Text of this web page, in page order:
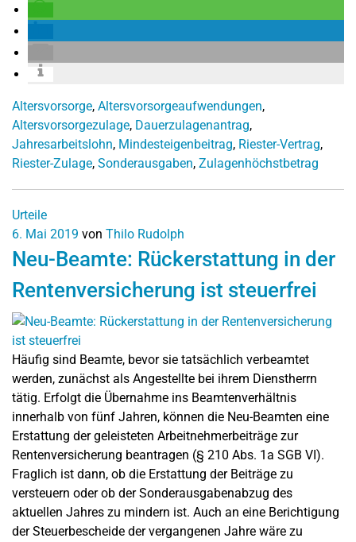
Altersvorsorge, Altersvorsorgeaufwendungen,
Altersvorsorgezulage, Dauerzulagenantrag,
Jahresarbeitslohn, Mindesteigenbeitrag, Riester-Vertrag,
Riester-Zulage, Sonderausgaben, Zulagenhöchstbetrag
Urteile
6. Mai 2019 von Thilo Rudolph
Neu-Beamte: Rückerstattung in der
Rentenversicherung ist steuerfrei
Häufig sind Beamte, bevor sie tatsächlich verbeamtet
werden, zunächst als Angestellte bei ihrem Dienstherrn
tätig. Erfolgt die Übernahme ins Beamtenverhältnis
innerhalb von fünf Jahren, können die Neu-Beamten eine
Erstattung der geleisteten Arbeitnehmerbeiträge zur
Rentenversicherung beantragen (§ 210 Abs. 1a SGB VI).
Fraglich ist dann, ob die Erstattung der Beiträge zu
versteuern oder ob der Sonderausgabenabzug des
aktuellen Jahres zu mindern ist. Auch an eine Berichtigung
der Steuerbescheide der vergangenen Jahre wäre zu